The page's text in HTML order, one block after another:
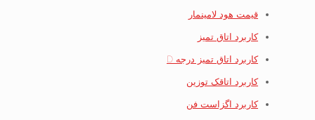
قیمت هود لامینمار
کاربرد اتاق تمیز
کاربرد اتاق تمیز درجه D
کاربرد اتاقک توزین
کاربرد اگزاست فن